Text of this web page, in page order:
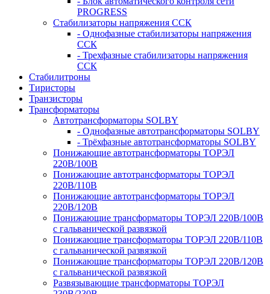
PROGRESS
Стабилизаторы напряжения ССК
- Однофазные стабилизаторы напряжения
ССК
- Трехфазные стабилизаторы напряжения
ССК
Стабилитроны
Тиристоры
Транзисторы
Трансформаторы
Автотрансформаторы SOLBY
- Однофазные автотрансформаторы SOLBY
- Трёхфазные автотрансформаторы SOLBY
Понижающие автотрансформаторы ТОРЭЛ
220В/100В
Понижающие автотрансформаторы ТОРЭЛ
220В/110В
Понижающие автотрансформаторы ТОРЭЛ
220В/120В
Понижающие трансформаторы ТОРЭЛ 220В/100В
с гальванической развязкой
Понижающие трансформаторы ТОРЭЛ 220В/110В
с гальванической развязкой
Понижающие трансформаторы ТОРЭЛ 220В/120В
с гальванической развязкой
Развязывающие трансформаторы ТОРЭЛ